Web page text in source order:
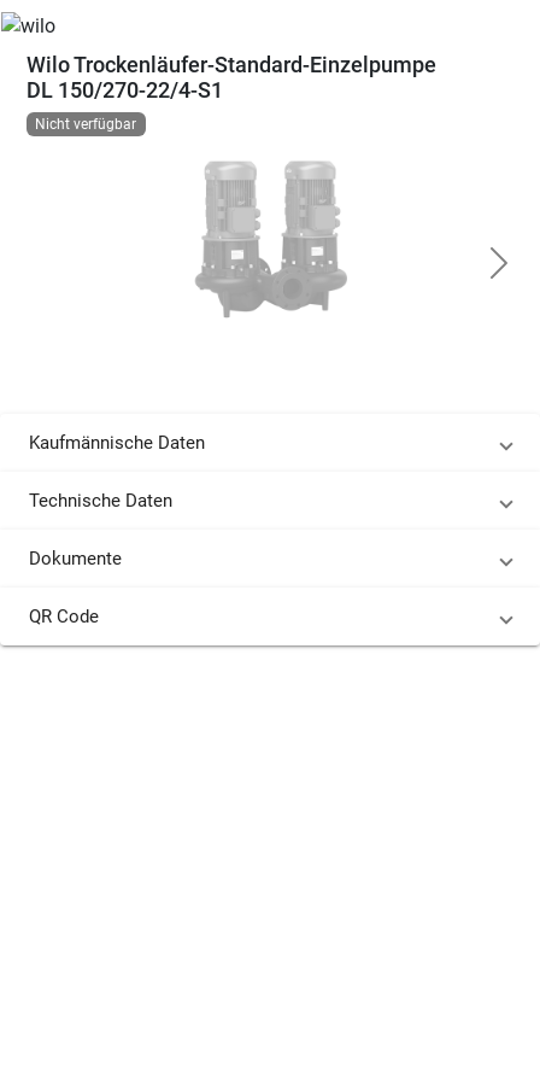
Wilo Trockenläufer-Standard-Einzelpumpe
DL 150/270-22/4-S1
Nicht verfügbar
Kaufmännische Daten
Technische Daten
Dokumente
QR Code